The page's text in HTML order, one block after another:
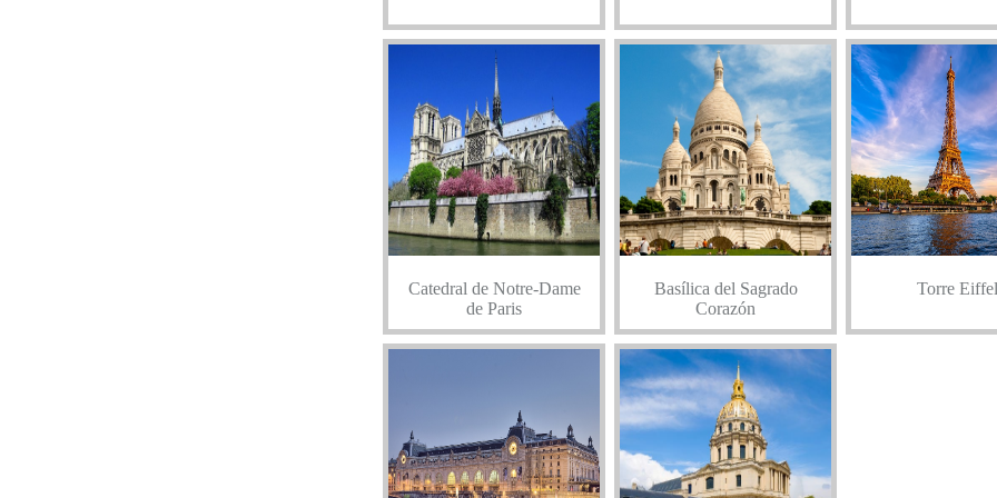
Catedral de Notre-Dame
de Paris
Basílica del Sagrado
Corazón
Torre Eiffel